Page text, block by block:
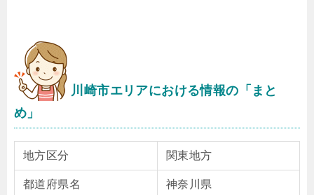
川崎市エリアにおける情報の「まと
め」
地方区分 関東地方
都道府県名 神奈川県